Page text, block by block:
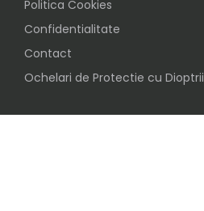
Politica Cookies
Confidentialitate
Contact
Ochelari de Protectie cu Dioptrii